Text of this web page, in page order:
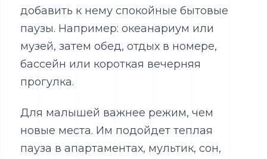
добавить к нему спокойные бытовые
паузы. Например: океанариум или
музей, затем обед, отдых в номере,
бассейн или короткая вечерняя
прогулка.
Для малышей важнее режим, чем
новые места. Им подойдет теплая
пауза в апартаментах, мультик, сон,